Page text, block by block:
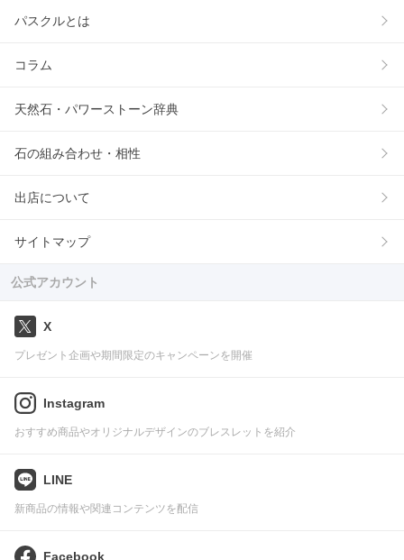
パスクルとは
コラム
天然石・パワーストーン辞典
石の組み合わせ・相性
出店について
サイトマップ
公式アカウント
X
プレゼント企画や期間限定のキャンペーンを開催
Instagram
おすすめ商品やオリジナルデザインのブレスレットを紹介
LINE
新商品の情報や関連コンテンツを配信
Facebook